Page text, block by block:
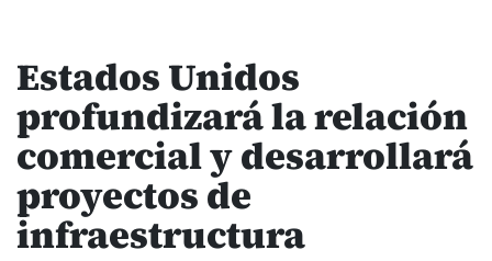
Estados Unidos
profundizará la relación
comercial y desarrollará
proyectos de
infraestructura